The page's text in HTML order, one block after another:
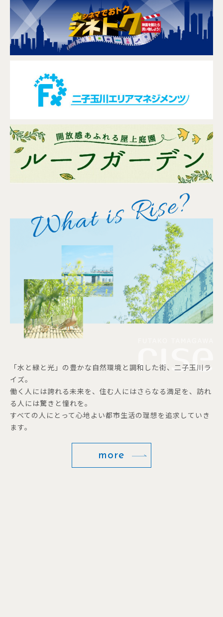
「水と緑と光」の豊かな自然環境と調和した街、二子玉川ラ
イズ。
働く人には誇れる未来を、住む人にはさらなる満足を、訪れ
る人には驚きと憧れを。
すべての人にとって心地よい都市生活の理想を追求していき
ます。
more